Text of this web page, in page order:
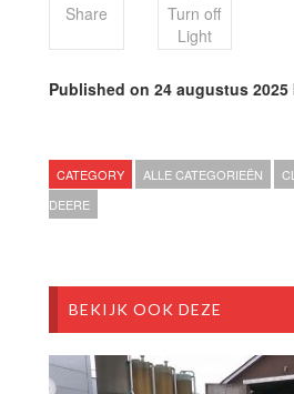
Share
Turn off
Light
Published on 24 augustus 2025
CATEGORY ALLE CATEGORIEËN
DEERE
BEKIJK OOK DEZE